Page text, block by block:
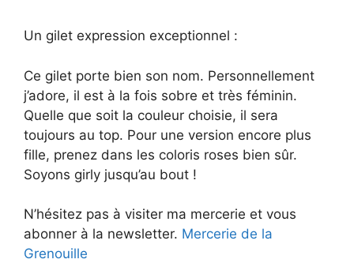
Un gilet expression exceptionnel :
Ce gilet porte bien son nom. Personnellement
j’adore, il est à la fois sobre et très féminin.
Quelle que soit la couleur choisie, il sera
toujours au top. Pour une version encore plus
fille, prenez dans les coloris roses bien sûr.
Soyons girly jusqu’au bout !
N’hésitez pas à visiter ma mercerie et vous
abonner à la newsletter. Mercerie de la
Grenouille